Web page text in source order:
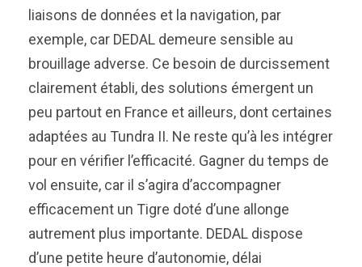
liaisons de données et la navigation, par
exemple, car DEDAL demeure sensible au
brouillage adverse. Ce besoin de durcissement
clairement établi, des solutions émergent un
peu partout en France et ailleurs, dont certaines
adaptées au Tundra II. Ne reste qu’à les intégrer
pour en vérifier l’efficacité. Gagner du temps de
vol ensuite, car il s’agira d’accompagner
efficacement un Tigre doté d’une allonge
autrement plus importante. DEDAL dispose
d’une petite heure d’autonomie, délai